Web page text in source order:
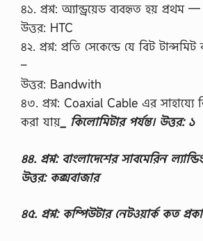
৪১. প্রশ্ন: অ্যান্ড্রয়েড ব্যবহৃত হয় প্রথম
উত্তর: HTC
৪২. প্রশ্ন: প্রতি সেকেন্ডে যে বিট
–
উত্তর: Bandwith
৪৩. প্রশ্ন: Coaxial Cable এর সাহায্যে
করা যায় _ কিলোমিটার পর্যন্ত। উত্তর: ১
৪৪. প্রশ্ন: বাংলাদেশের সাবমেরিন
উত্তর: কক্সবাজার
৪৫. প্রশ্ন: কম্পিউটার নেটওয়ার্ক কত